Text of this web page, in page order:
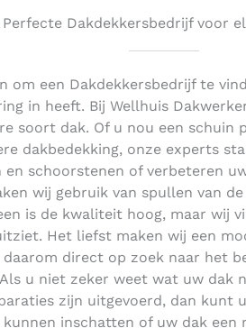
Perfecte Dakdekkersbedrijf voor
om een Dakdekkersbedrijf te
in heeft. Bij Wellhuis
soort dak. Of u nou een schuin
dakbedekking, onze experts
en schoorstenen of verbeteren
wij gebruik van spullen van
is de kwaliteit hoog, maar wij
Het liefst maken wij een
daarom direct op zoek naar het
u niet zeker weet wat uw dak
zijn uitgevoerd, dan kunt
inschatten of uw dak